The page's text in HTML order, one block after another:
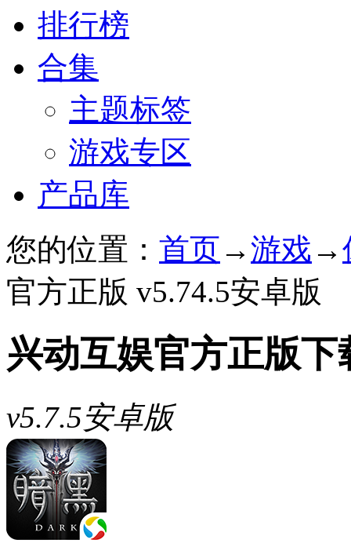
排行榜
合集
主题标签
游戏专区
产品库
您的位置： 首页 →游戏 →
官方正版 v5.74.5安卓版
兴动互娱官方正版下
v5.7.5安卓版